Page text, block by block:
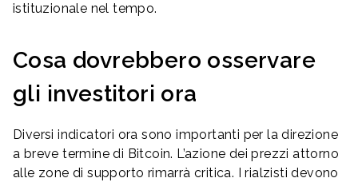
istituzionale nel tempo.
Cosa dovrebbero osservare
gli investitori ora
Diversi indicatori ora sono importanti per la direzione
a breve termine di Bitcoin. L’azione dei prezzi attorno
alle zone di supporto rimarrà critica. I rialzisti devono